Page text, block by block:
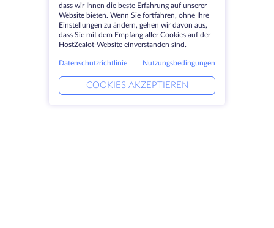
dass wir Ihnen die beste Erfahrung auf unserer
Website bieten. Wenn Sie fortfahren, ohne Ihre
Einstellungen zu ändern, gehen wir davon aus,
dass Sie mit dem Empfang aller Cookies auf der
HostZealot-Website einverstanden sind.
Datenschutzrichtlinie Nutzungsbedingungen
COOKIES AKZEPTIEREN